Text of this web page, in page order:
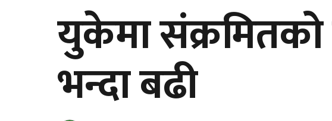
युकेमा
भन्दा बढी